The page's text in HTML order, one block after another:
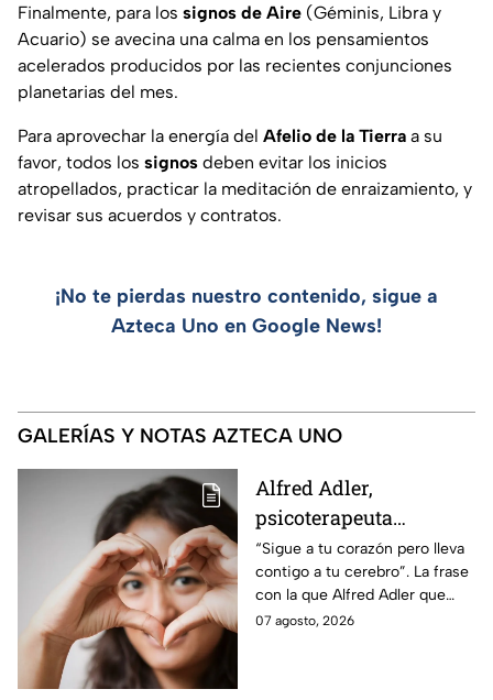
Finalmente, para los signos de Aire (Géminis, Libra y
Acuario) se avecina una calma en los pensamientos
acelerados producidos por las recientes conjunciones
planetarias del mes.
Para aprovechar la energía del Afelio de la Tierra a su
favor, todos los signos deben evitar los inicios
atropellados, practicar la meditación de enraizamiento, y
revisar sus acuerdos y contratos.
¡No te pierdas nuestro contenido, sigue a
Azteca Uno en Google News!
GALERÍAS Y NOTAS AZTECA UNO
Alfred Adler,
psicoterapeuta
austríaco: “Sigue a tu
corazón pero lleva
contigo a tu cerebro”
“Sigue a tu corazón pero lleva
contigo a tu cerebro”. La frase
con la que Alfred Adler que
invita a reflexionar al tomar
07 agosto, 2026